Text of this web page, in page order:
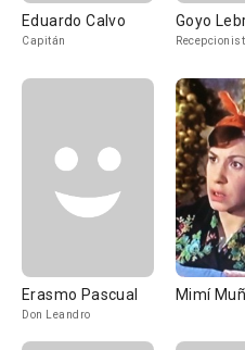
Eduardo Calvo
Capitán
Goyo
Erasmo Pascual
Don Leandro
Mimí